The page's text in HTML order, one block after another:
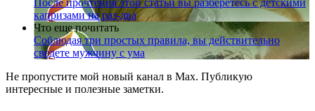
После прочтения этой статьи вы разберетесь с детскими
капризами на раз-два
Что еще почитать
Соблюдая три простых правила, вы действительно
сведете мужчину с ума
Не пропустите мой новый канал в Max. Публикую
интересные и полезные заметки.